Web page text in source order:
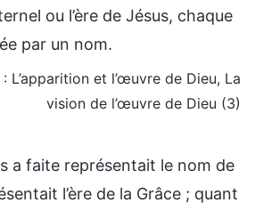
ou l’ère de Jésus, chaque
par un nom.
L’apparition et l’œuvre de Dieu, La
vision de l’œuvre de Dieu (3)
a faite représentait le nom de
l’ère de la Grâce ; quant